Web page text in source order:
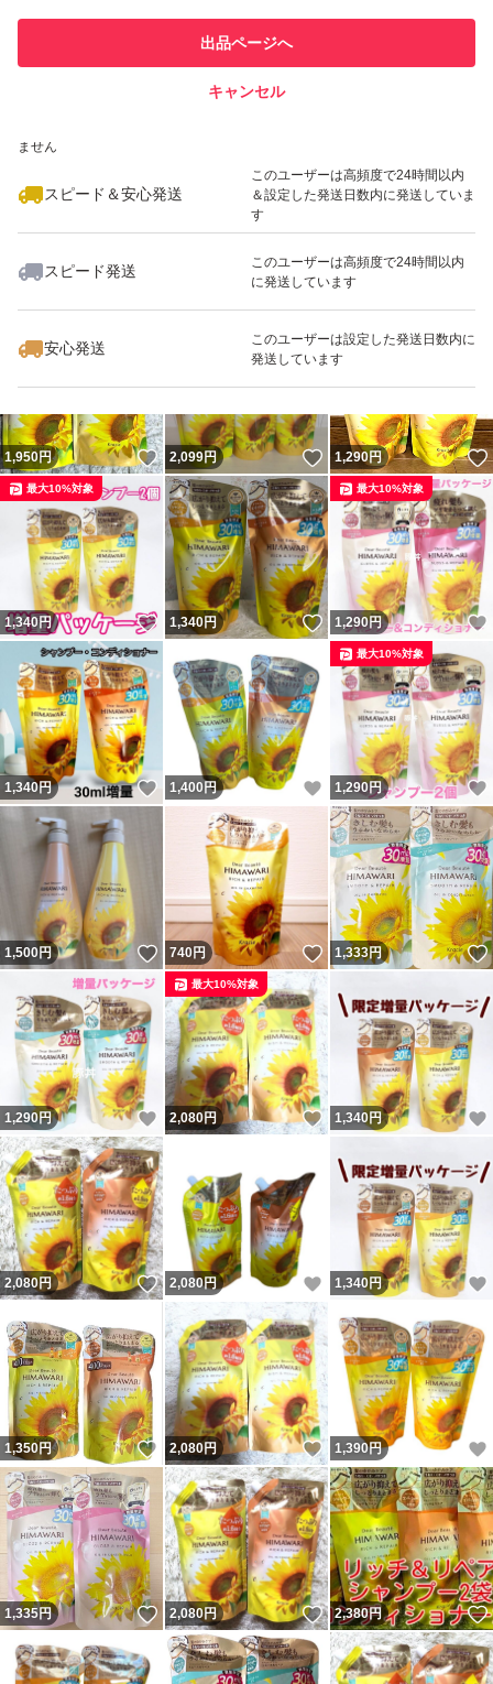
での取引実績があります
ません
スピード＆安心発送
このユーザーは高頻度で24時間以内
＆設定した発送日数内に発送していま
す
スピード発送
このユーザーは高頻度で24時間以内
に発送しています
安心発送
このユーザーは設定した発送日数内に
発送しています
出品ページへ
キャンセル
いいね！
1,340
1,950円 いいね！
2,099円 いいね！
1,290円
1,340円 いいね！
最大10%対象
1,340円 いいね！
1,290円
最大10%対象
1,340円 いいね！
1,400 円 いいね！
1,290円
最大10%対象
1,500円 いいね！
740円 いいね！
1,333円
1,290円 いいね！
2,080円 いいね！
最大10%対象
1,340円
2,080円 いいね！
2,080円 いいね！
1,340円
1,350円 いいね！
2,080円 いいね！
1,390円
1,335円 いいね！
2,080円 いいね！
2,380円